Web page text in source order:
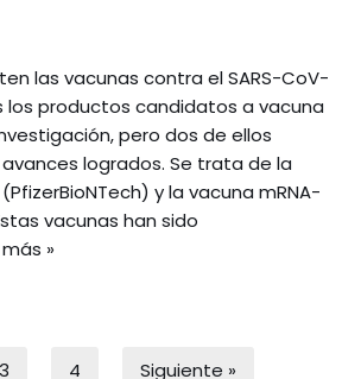
las vacunas contra el SARS-CoV-
los productos candidatos a vacuna
pero dos de ellos
logrados. Se trata de la
(PfizerBioNTech) y la vacuna mRNA-
vacunas han sido
»
3 4 Siguiente »